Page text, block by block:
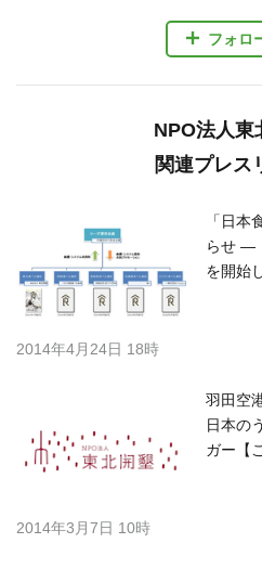
フォロ
NPO法人東
関連プレス
「日本
らせ ―
を開始
2014年4月24日 18時
羽田空
日本の
ガー【
2014年3月7日 10時